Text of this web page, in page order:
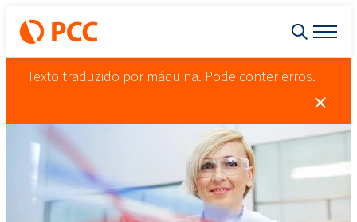
Texto traduzido por máquina. Pode conter erros.